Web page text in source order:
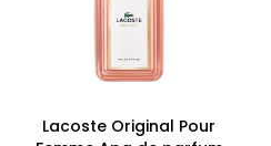
Lacoste Original Pour